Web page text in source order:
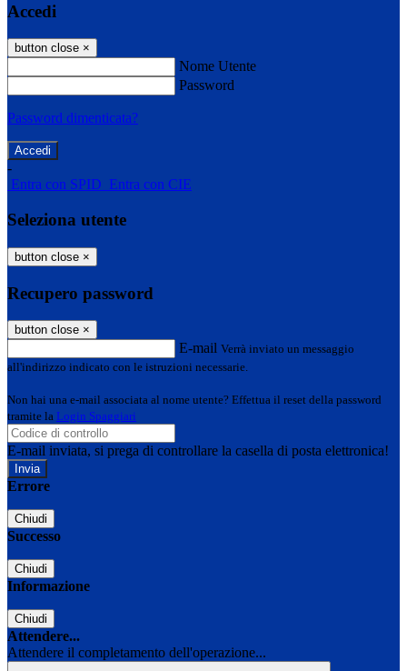
Accedi
button close ×
Nome Utente
Password
Password dimenticata?
-
Entra con SPID Entra con CIE
Seleziona utente
button close ×
Recupero password
button close ×
E-mail Verrà inviato un messaggio
all'indirizzo indicato con le istruzioni necessarie.
Non hai una e-mail associata al nome utente? Effettua il reset della password
tramite la Login Spaggiari
E-mail inviata, si prega di controllare la casella di posta elettronica!
Errore
Chiudi
Successo
Chiudi
Informazione
Chiudi
Attendere...
Attendere il completamento dell'operazione...